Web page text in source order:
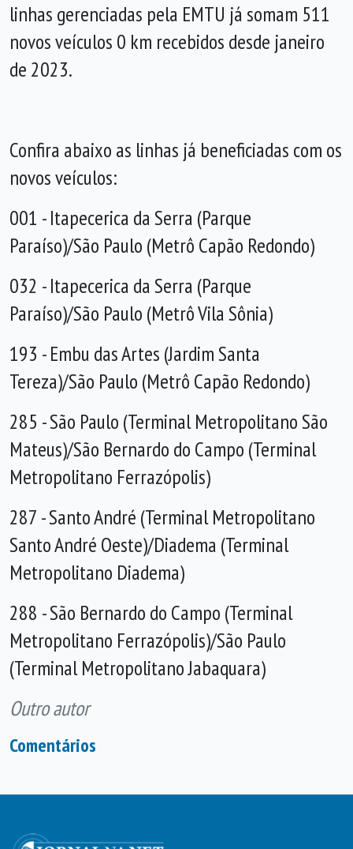
linhas gerenciadas pela EMTU já somam 511
novos veículos 0 km recebidos desde janeiro
de 2023.
Confira abaixo as linhas já beneficiadas com os
novos veículos:
001 - Itapecerica da Serra (Parque
Paraíso)/São Paulo (Metrô Capão Redondo)
032 - Itapecerica da Serra (Parque
Paraíso)/São Paulo (Metrô Vila Sônia)
193 - Embu das Artes (Jardim Santa
Tereza)/São Paulo (Metrô Capão Redondo)
285 - São Paulo (Terminal Metropolitano São
Mateus)/São Bernardo do Campo (Terminal
Metropolitano Ferrazópolis)
287 - Santo André (Terminal Metropolitano
Santo André Oeste)/Diadema (Terminal
Metropolitano Diadema)
288 - São Bernardo do Campo (Terminal
Metropolitano Ferrazópolis)/São Paulo
(Terminal Metropolitano Jabaquara)
Outro autor
Comentários